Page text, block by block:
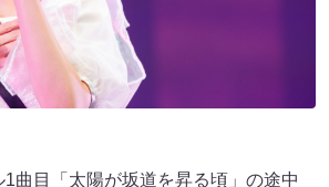
曲目「太陽が坂道を昇る頃」の途中